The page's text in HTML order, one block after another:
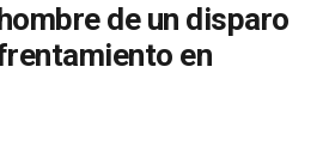
de un disparo
en